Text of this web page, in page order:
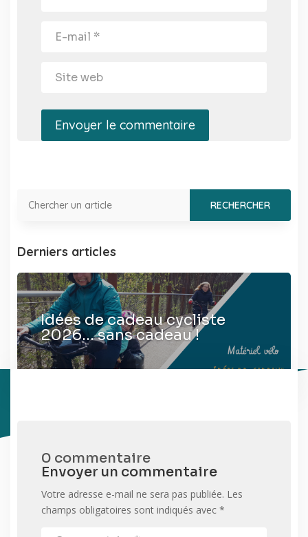
Envoyer le commentaire
Derniers articles
Idées de cadeau cycliste
2026… sans cadeau !
0 commentaire
Envoyer un commentaire
Votre adresse e-mail ne sera pas publiée. Les
champs obligatoires sont indiqués avec *